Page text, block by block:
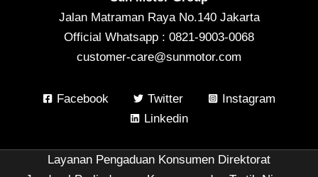
Jalan Matraman Raya No.140 Jakarta
Official Whatsapp : 0821-9003-0068
customer-care@sunmotor.com
Facebook Twitter
Instagram
Linkedin
Layanan Pengaduan Konsumen Direktorat